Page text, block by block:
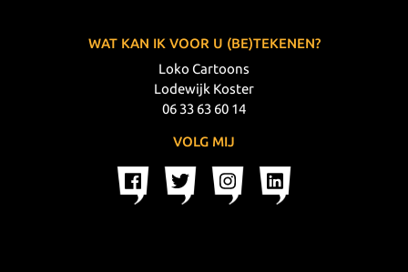
WAT KAN IK VOOR U (BE)TEKENEN?
Loko Cartoons
Lodewijk Koster
06 33 63 60 14
VOLG MIJ